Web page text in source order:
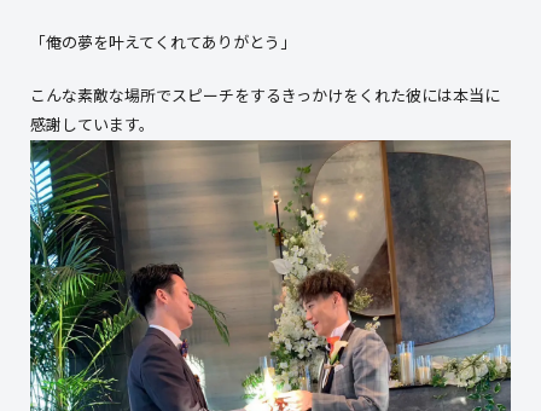
「俺の夢を叶えてくれてありがとう」
こんな素敵な場所でスピーチをするきっかけをくれた彼には本当に
感謝しています。